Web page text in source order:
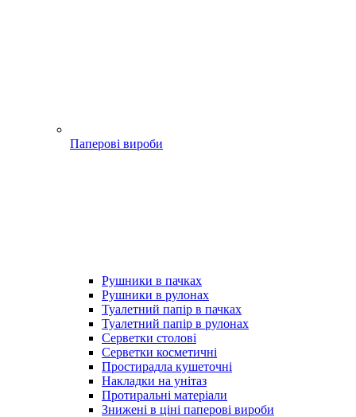
Паперові вироби
Рушники в пачках
Рушники в рулонах
Туалетний папір в пачках
Туалетний папір в рулонах
Серветки столові
Серветки косметичні
Простирадла кушеточні
Накладки на унітаз
Протиральні матеріали
Знижені в ціні паперові вироби